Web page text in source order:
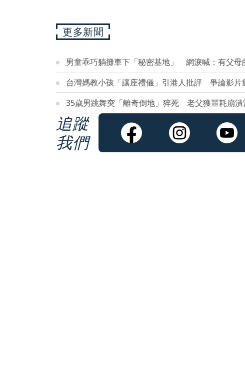
更多新聞
男童乖巧躺攤車下「秘密基地」 網淚喊：有父母
台灣媽教小孩「讓座禮儀」引港人批評 爭論影片
35歲男跳舞突「離奇倒地」猝死 老父獲噩耗崩潰
追蹤
我們